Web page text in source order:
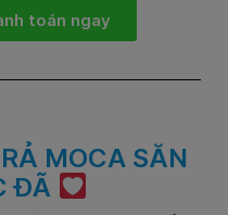
toán ngay
MOCA SĂN
ĐÃ